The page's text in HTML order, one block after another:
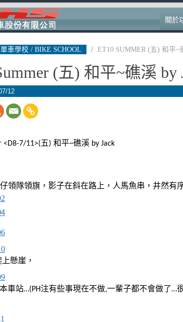
關於
單車學校 / BIKE SCHOOL / ET10 SUMMER (五) 和平~
(五) 和平~礁溪 by
12
<D8-7/11>(五) 和平~礁溪 by Jack
領隊領旗，影子在斜在路上，人馬魚串，井然有
上懸崖，
車站…(PH注有些事現在不做,一輩子都不會做了…